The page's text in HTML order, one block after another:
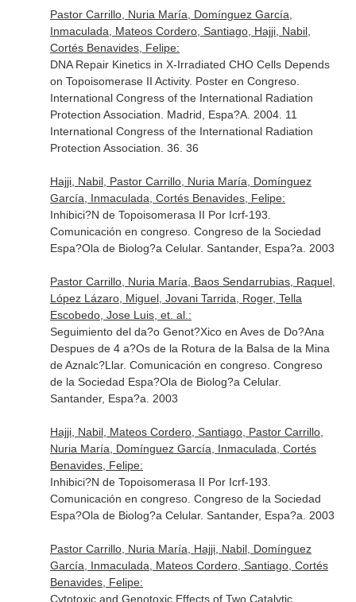
Pastor Carrillo, Nuria María, Domínguez García,
Inmaculada, Mateos Cordero, Santiago, Hajji, Nabil,
Cortés Benavides, Felipe:
DNA Repair Kinetics in X-Irradiated CHO Cells Depends
on Topoisomerase II Activity. Poster en Congreso.
International Congress of the International Radiation
Protection Association. Madrid, Espa?A. 2004. 11
International Congress of the International Radiation
Protection Association. 36. 36
Hajji, Nabil, Pastor Carrillo, Nuria María, Domínguez
García, Inmaculada, Cortés Benavides, Felipe:
Inhibici?N de Topoisomerasa II Por Icrf-193.
Comunicación en congreso. Congreso de la Sociedad
Espa?Ola de Biolog?a Celular. Santander, Espa?a. 2003
Pastor Carrillo, Nuria María, Baos Sendarrubias, Raquel,
López Lázaro, Miguel, Jovani Tarrida, Roger, Tella
Escobedo, Jose Luis, et. al.:
Seguimiento del da?o Genot?Xico en Aves de Do?Ana
Despues de 4 a?Os de la Rotura de la Balsa de la Mina
de Aznalc?Llar. Comunicación en congreso. Congreso
de la Sociedad Espa?Ola de Biolog?a Celular.
Santander, Espa?a. 2003
Hajji, Nabil, Mateos Cordero, Santiago, Pastor Carrillo,
Nuria María, Domínguez García, Inmaculada, Cortés
Benavides, Felipe:
Inhibici?N de Topoisomerasa II Por Icrf-193.
Comunicación en congreso. Congreso de la Sociedad
Espa?Ola de Biolog?a Celular. Santander, Espa?a. 2003
Pastor Carrillo, Nuria María, Hajji, Nabil, Domínguez
García, Inmaculada, Mateos Cordero, Santiago, Cortés
Benavides, Felipe:
Cytotoxic and Genotoxic Effects of Two Catalytic